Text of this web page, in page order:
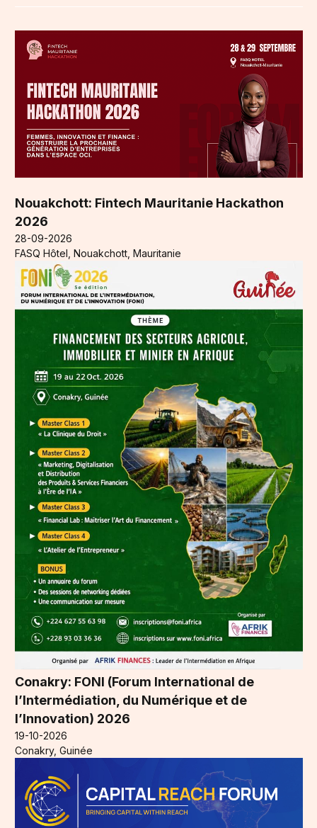
Nouakchott: Fintech Mauritanie Hackathon
2026
28-09-2026
FASQ Hôtel, Nouakchott, Mauritanie
Conakry: FONI (Forum International de
l’Intermédiation, du Numérique et de
l’Innovation) 2026
19-10-2026
Conakry, Guinée